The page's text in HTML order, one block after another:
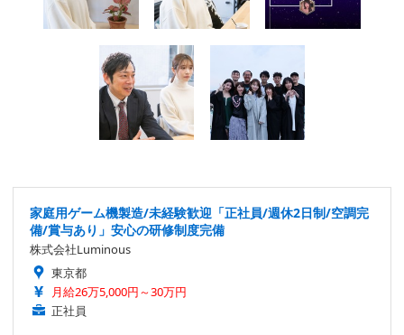
家庭用ゲーム機製造/未経験歓迎「正社員/週休2日制/空調完
備/賞与あり」安心の研修制度完備
株式会社Luminous
東京都
月給26万5,000円～30万円
正社員